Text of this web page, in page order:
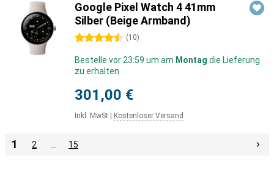
Google Pixel Watch 4 41mm
Silber (Beige Armband)
4.5 Sterne (10)
Bestelle vor 23:59 um am Montag die Lieferung
zu erhalten
301,00 €
Inkl. MwSt Kostenloser Versand
1 2 15